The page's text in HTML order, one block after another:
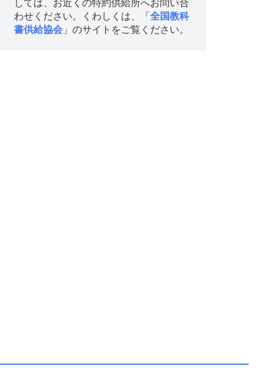
しては、お近くの特約供給所へお問い合
わせください。くわしくは、「 全国教科
書供給協会 」のサイトをご覧ください。